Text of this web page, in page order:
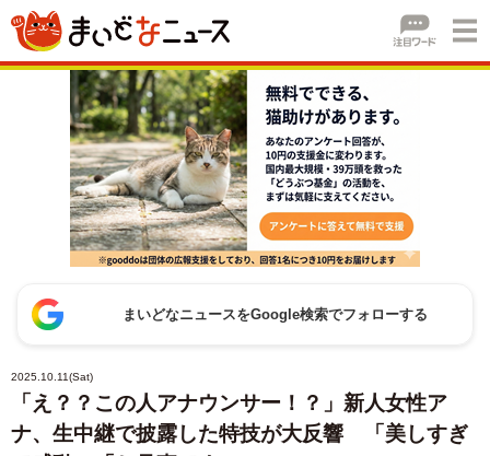
まいどなニュースをGoogle検索でフォローする
2025.10.11(Sat)
「え？？この人アナウンサー！？」新人女性ア
ナ、生中継で披露した特技が大反響 「美しすぎ